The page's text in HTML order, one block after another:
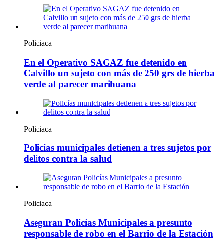
Policiaca
En el Operativo SAGAZ fue detenido en
Calvillo un sujeto con más de 250 grs de hierba
verde al parecer marihuana
Policiaca
Policías municipales detienen a tres sujetos por
delitos contra la salud
Policiaca
Aseguran Policías Municipales a presunto
responsable de robo en el Barrio de la Estación